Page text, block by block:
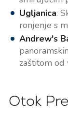
Ugljanica:
ronjenje s
Andrew's
zaštitom od
Otok